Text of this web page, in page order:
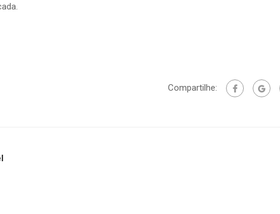
Compartilhe: